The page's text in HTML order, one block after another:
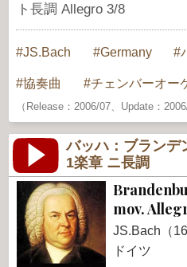
ト長調 Allegro 3/8
JS.Bach Germany
協奏曲 チェンバーオー
（Release：2006/07、Update：2006/
バッハ：ブランデ
1楽章 ニ長調
mov.
JS.Bach（
ドイツ